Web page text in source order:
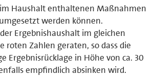
Haushalt enthaltenen Maßnahmen
werden können.
Ergebnishaushalt im gleichen
roten Zahlen geraten, so dass die
Ergebnisrücklage in Höhe von ca. 30
empfindlich absinken wird.